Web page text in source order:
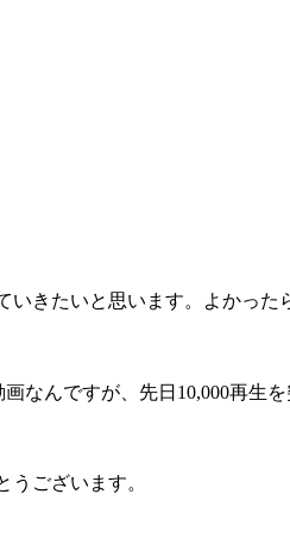
きたいと思います。よかった
なんですが、先日10,000再生を
ございます。